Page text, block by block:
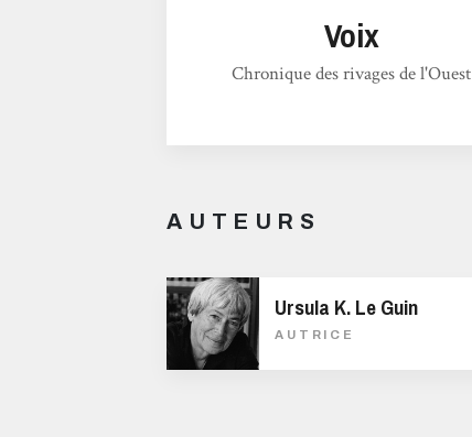
Voix
Chronique des rivages de l'Ouest
AUTEURS
Ursula K. Le Guin
AUTRICE